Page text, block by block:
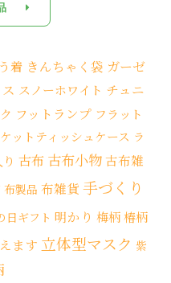
着 きんちゃく袋 ガーゼ
スノーホワイト チュニ
フットランプ フラット
ットティッシュケース ラ
古布 古布小物古布雑
布製品 布雑貨 手づくり
日ギフト 明かり 梅柄椿柄
ます 立体型マスク 紫